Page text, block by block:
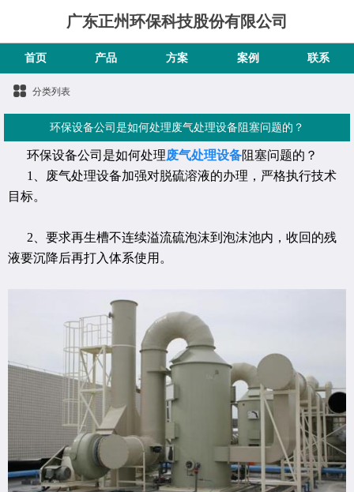
广东正州环保科技股份有限公司
首页 产品 方案 案例 联系
分类列表
环保设备公司是如何处理废气处理设备阻塞问题的？
环保设备公司是如何处理废气处理设备阻塞问题的？
1、废气处理设备加强对脱硫溶液的办理，严格执行技术
目标。
2、要求再生槽不连续溢流硫泡沫到泡沫池内，收回的残
液要沉降后再打入体系使用。